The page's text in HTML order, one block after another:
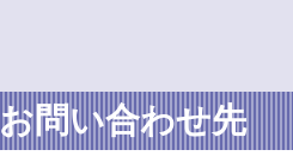
お問い合わせ先